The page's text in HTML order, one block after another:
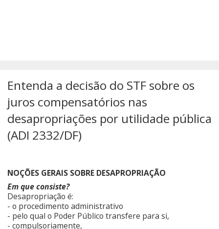
Entenda a decisão do STF sobre os
juros compensatórios nas
desapropriações por utilidade pública
(ADI 2332/DF)
NOÇÕES GERAIS SOBRE DESAPROPRIAÇÃO
Em que consiste?
Desapropriação é:
- o procedimento administrativo
- pelo qual o Poder Público transfere para si,
- compulsoriamente,